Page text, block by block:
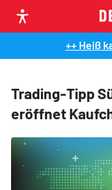
++ Heiß
Trading-Tipp
eröffnet